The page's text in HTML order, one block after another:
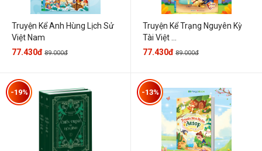
Truyện Kể Anh Hùng Lịch Sử
Việt Nam
77.430đ 89.000đ
Truyện Kể Trạng Nguyên Kỳ
Tài Việt ...
77.430đ 89.000đ
-19% -13%